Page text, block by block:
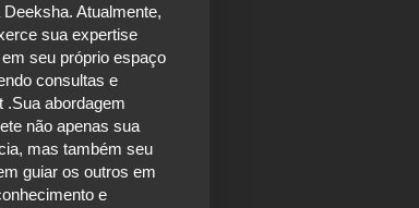
Atualmente,
sua expertise
seu próprio espaço
consultas e
.Sua abordagem
não apenas sua
mas também seu
guiar os outros em
e